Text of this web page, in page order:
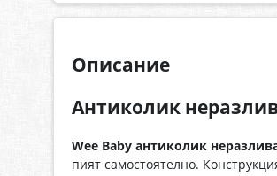
Описание
Антиколик
Wee Baby антиколик
пият самостоятелно.